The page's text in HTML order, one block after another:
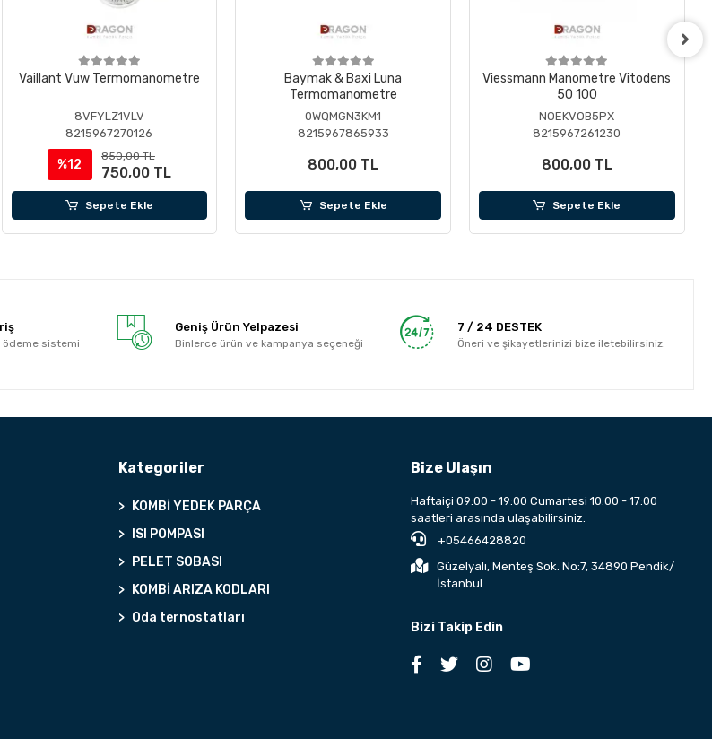
Vaillant Vuw Termomanometre
8VFYLZ1VLV
8215967270126
%12
850,00 TL
750,00 TL
Sepete Ekle
Baymak & Baxi Luna
Termomanometre
0WQMGN3KM1
8215967865933
800,00 TL
Sepete Ekle
Viessmann Manometre Vitodens
50 100
NOEKVOB5PX
8215967261230
800,00 TL
Sepete Ekle
ödeme sistemi
Geniş Ürün Yelpazesi
Binlerce ürün ve kampanya seçeneği
7 / 24 DESTEK
Öneri ve şikayetlerinizi bize iletebilirsiniz.
Kategoriler
KOMBİ YEDEK PARÇA
ISI POMPASI
PELET SOBASI
KOMBİ ARIZA KODLARI
Oda ternostatları
Bize Ulaşın
Haftaiçi 09:00 - 19:00 Cumartesi 10:00 - 17:00
saatleri arasında ulaşabilirsiniz.
+05466428820
Güzelyalı, Menteş Sok. No:7, 34890 Pendik/
İstanbul
Bizi Takip Edin